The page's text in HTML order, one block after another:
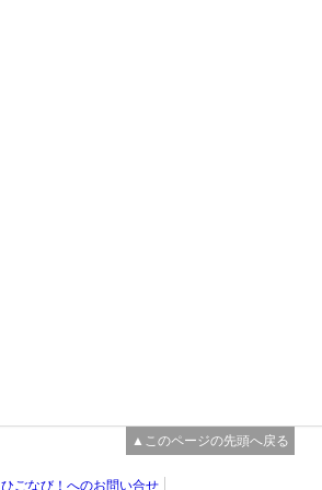
▲このページの先頭へ戻る
ひごなび！へのお問い合せ